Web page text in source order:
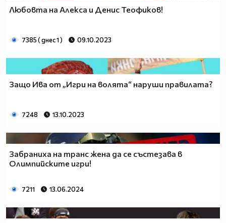
Любовта на Алекса и Денис Теофиков!
7385 ( днес 1 ) 09.10.2023
Защо Ива от „Игри на волята“ наруши правилата?
7248 13.10.2023
Забраниха на транс жена да се състезава в
Олимпийските игри!
7211 13.06.2024